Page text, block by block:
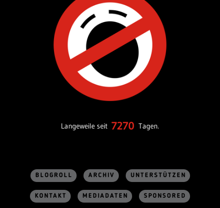
Langeweile seit 7270 Tagen.
BLOGROLL ARCHIV UNTERSTÜTZEN
KONTAKT MEDIADATEN SPONSORED